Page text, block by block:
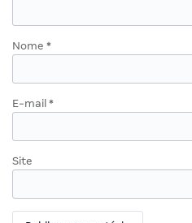
Nome *
E-mail *
Site